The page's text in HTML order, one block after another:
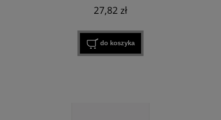
27,82 zł
do koszyka